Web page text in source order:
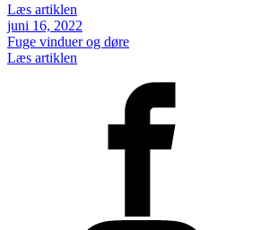
Læs artiklen
juni 16, 2022
Fuge vinduer og døre
Læs artiklen